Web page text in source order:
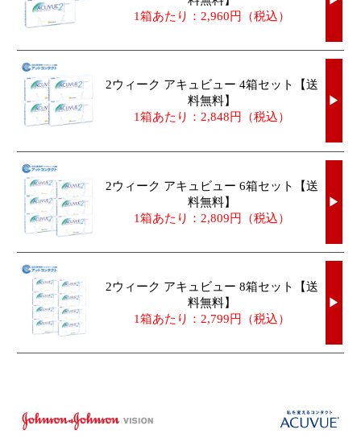
1箱あたり：2,960円（税込）
2ウィーク アキュビュー 4箱セット【送
料無料】
1箱あたり：2,848円（税込）
▶
2ウィーク アキュビュー 6箱セット【送
料無料】
1箱あたり：2,809円（税込）
▶
2ウィーク アキュビュー 8箱セット【送
料無料】
1箱あたり：2,799円（税込）
▶